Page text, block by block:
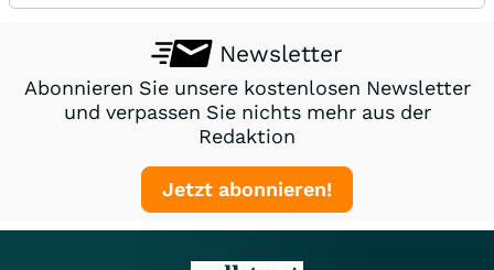
Newsletter
Abonnieren Sie unsere kostenlosen Newsletter
und verpassen Sie nichts mehr aus der
Redaktion
Jetzt abonnieren!